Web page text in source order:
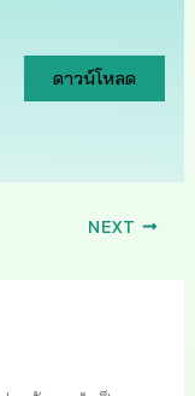
ดาวน์โหลด
NEXT